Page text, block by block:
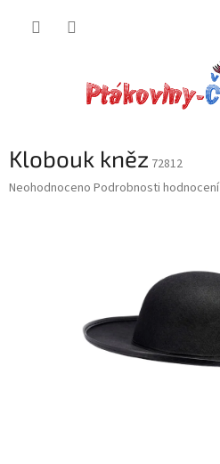
Klobouk kněz 72812
Průměrné
Neohodnoceno Podrobnosti hodnocení